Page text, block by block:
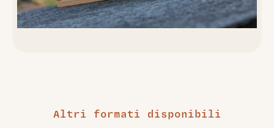
Altri formati disponibili